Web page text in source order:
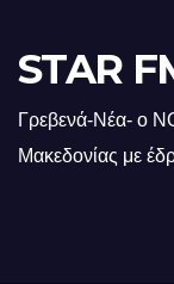
STAR
Γρεβενά-Νέα- ο
Μακεδονίας με